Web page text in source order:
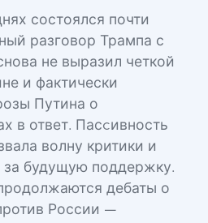
состоялся почти
разговор Трампа с
не выразил четкой
и фактически
Путина о
в ответ. Пасcивность
волну критики и
за будущую поддержку.
дебаты о
России —